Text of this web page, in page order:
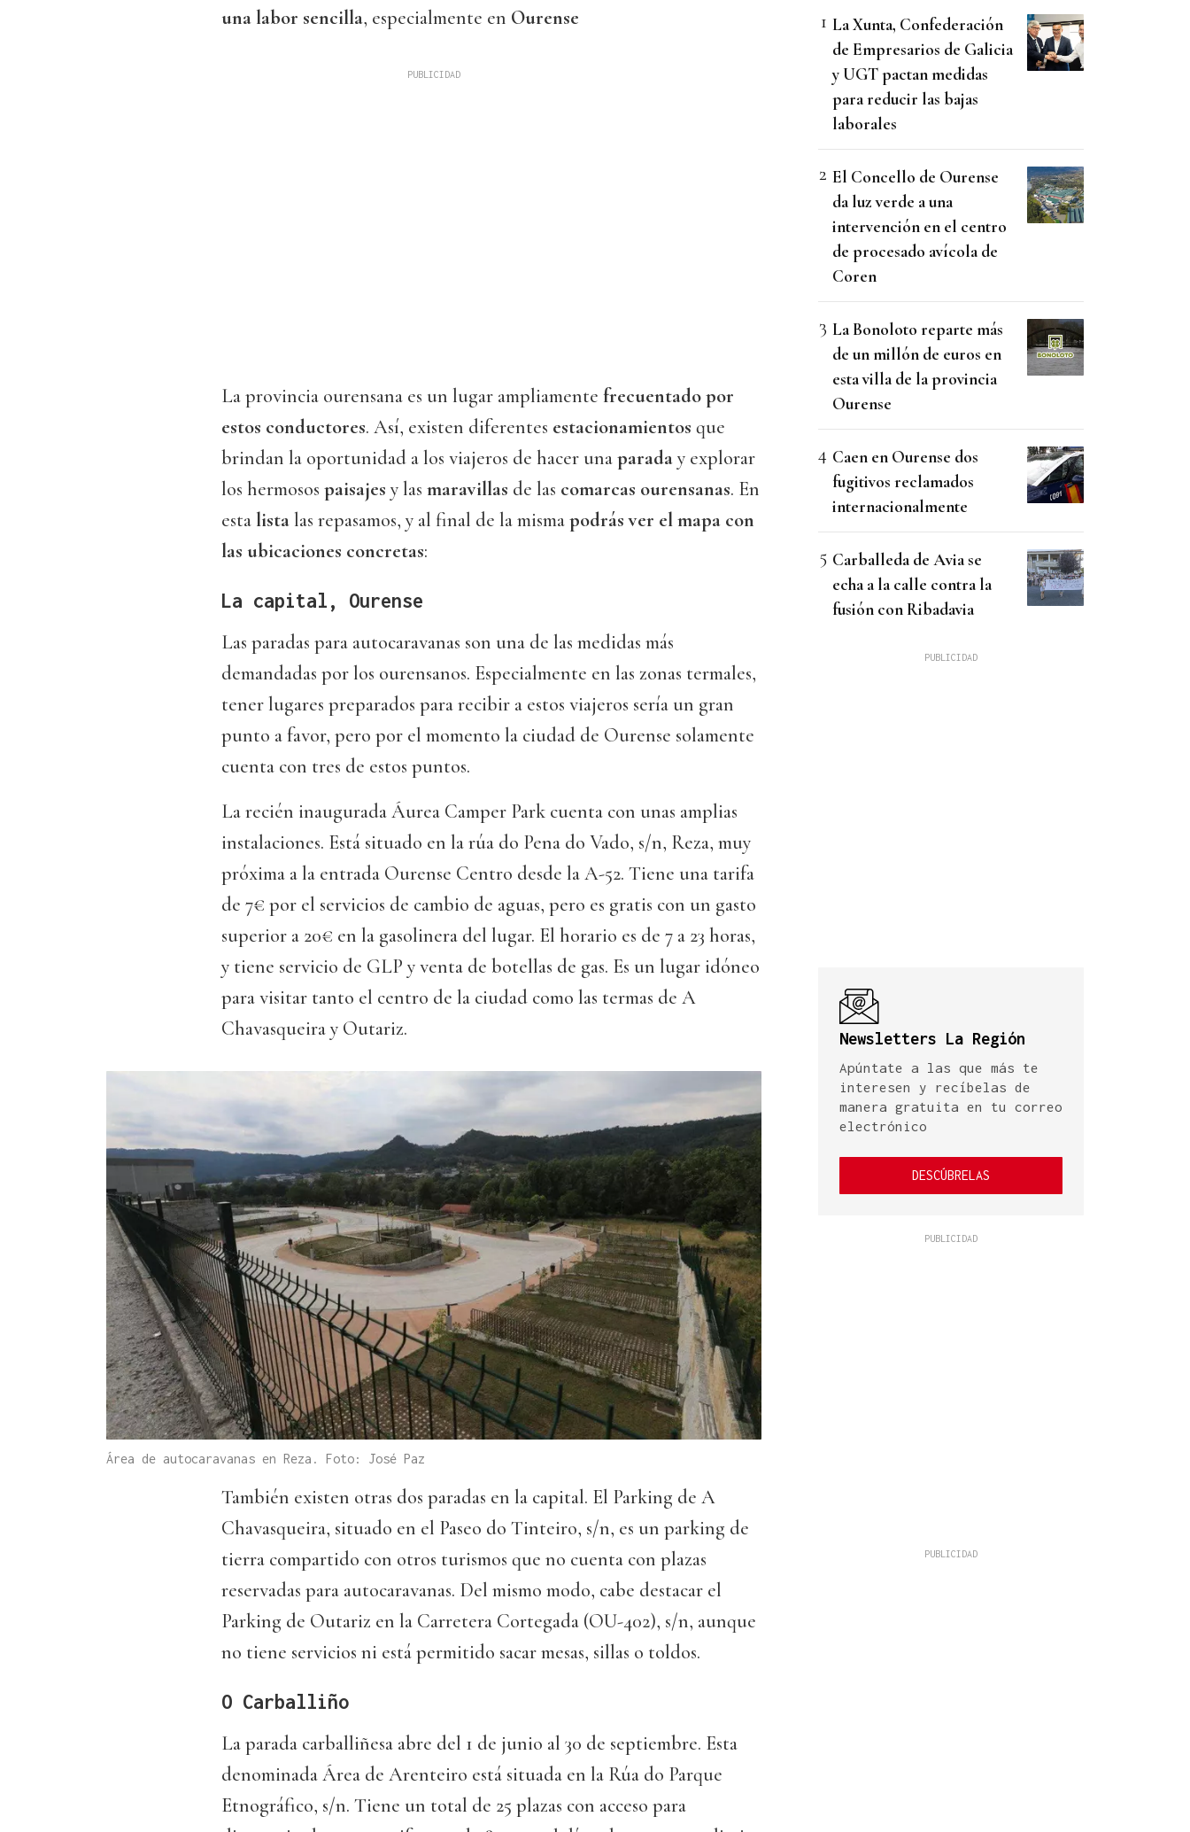
una labor sencilla, especialmente en Ourense
La provincia ourensana es un lugar ampliamente frecuentado por
estos conductores. Así, existen diferentes estacionamientos que
brindan la oportunidad a los viajeros de hacer unaparaday explorar
los hermosos paisajes y las maravillas de las comarcas ourensanas. En
esta listalas repasamos, y al final de la mismapodrás ver el mapa con
las ubicaciones concretas:
La capital, Ourense
Las paradas para autocaravanas son una de las medidas más
demandadas por los ourensanos. Especialmente en las zonas termales,
tener lugares preparados para recibir a estos viajeros sería un gran
punto a favor, pero por el momento la ciudad de Ourense solamente
cuenta con tres de estos puntos.
La recién inaugurada Áurea Camper Park cuenta con unas amplias
instalaciones. Está situado en la rúa do Pena do Vado, s/n, Reza, muy
próxima a la entrada Ourense Centro desde la A-52. Tiene una tarifa
de 7€ por el servicios de cambio de aguas, pero es gratis con un gasto
superior a 20€ en la gasolinera del lugar. El horario es de 7 a 23 horas,
y tiene servicio de GLP y venta de botellas de gas. Es un lugar idóneo
para visitar tanto el centro de la ciudad como las termas de A
Chavasqueira y Outariz.
Área de autocaravanas en Reza. Foto: José Paz
También existen otras dos paradas en la capital. El Parking de A
Chavasqueira, situado en el Paseo do Tinteiro, s/n, es un parking de
tierra compartido con otros turismos que no cuenta con plazas
reservadas para autocaravanas. Del mismo modo, cabe destacar el
Parking de Outariz en la Carretera Cortegada (OU-402), s/n, aunque
no tiene servicios ni está permitido sacar mesas, sillas o toldos.
O Carballiño
La parada carballiñesa abre del 1 de junio al 30 de septiembre. Esta
denominada Área de Arenteiro está situada en la Rúa do Parque
Etnográfico, s/n. Tiene un total de 25 plazas con acceso para
La Xunta, Confederación
de Empresarios de Galicia
y UGT pactan medidas
para reducir las bajas
laborales
El Concello de Ourense
da luz verde a una
intervención en el centro
de procesado avícola de
Coren
La Bonoloto reparte más
de un millón de euros en
esta villa de la provincia
Ourense
Caen en Ourense dos
fugitivos reclamados
internacionalmente
Carballeda de Avia se
echa a la calle contra la
fusión con Ribadavia
Newsletters La Región
Apúntate a las que más te
interesen y recíbelas de
manera gratuita en tu correo
electrónico
DESCÚBRELAS